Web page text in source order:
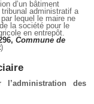
d’un bâtiment
administratif a
lequel le maire ne
la société pour le
en entrepôt.
Commune de
)
l’administration des